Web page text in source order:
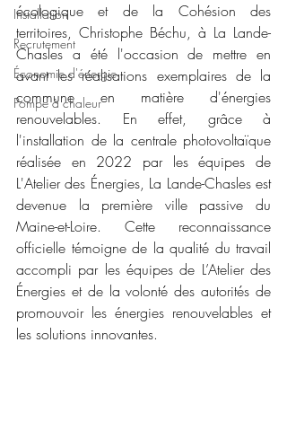
Installation
Recrutement
Économie d'énergie
Pompe à chaleur
écologique et de la Cohésion des
territoires, Christophe Béchu, à La Lande-
Chasles a été l'occasion de mettre en
avant les réalisations exemplaires de la
commune en matière d'énergies
renouvelables. En effet, grâce à
l'installation de la centrale photovoltaïque
réalisée en 2022 par les équipes de
L'Atelier des Énergies, La Lande-Chasles est
devenue la première ville passive du
Maine-et-Loire. Cette reconnaissance
officielle témoigne de la qualité du travail
accompli par les équipes de L’Atelier des
Énergies et de la volonté des autorités de
promouvoir les énergies renouvelables et
les solutions innovantes.